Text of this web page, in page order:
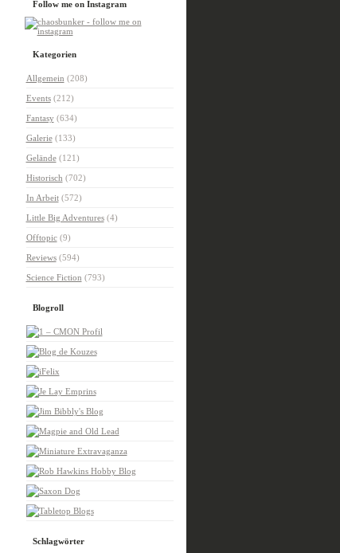
Follow me on Instagram
Kategorien
Allgemein (208)
Events(212)
Fantasy(634)
Galerie(133)
Gelände(121)
Historisch (702)
In Arbeit(572)
Little Big Adventures(4)
Offtopic(9)
Reviews(594)
Science Fiction (793)
Blogroll
Schlagwörter